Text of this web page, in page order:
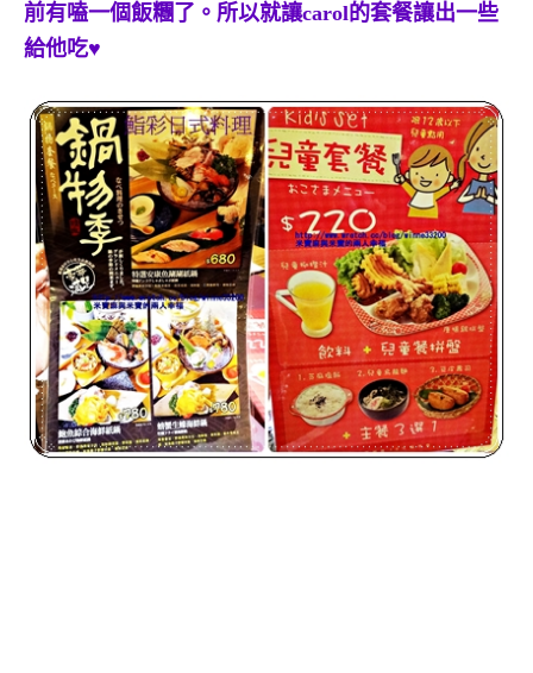
前有嗑一個飯糰了。所以就讓carol的套餐讓出一些
給他吃♥